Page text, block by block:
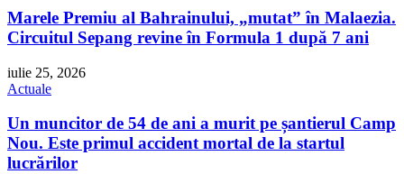
Marele Premiu al Bahrainului, „mutat” în Malaezia.
Circuitul Sepang revine în Formula 1 după 7 ani
iulie 25, 2026
Actuale
Un muncitor de 54 de ani a murit pe șantierul Camp
Nou. Este primul accident mortal de la startul
lucrărilor